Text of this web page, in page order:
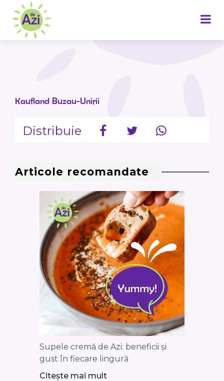
Kaufland Buzau-Unirii
Distribuie
Articole recomandate
Supele cremă de Azi: beneficii și
gust în fiecare lingură
Citește mai mult